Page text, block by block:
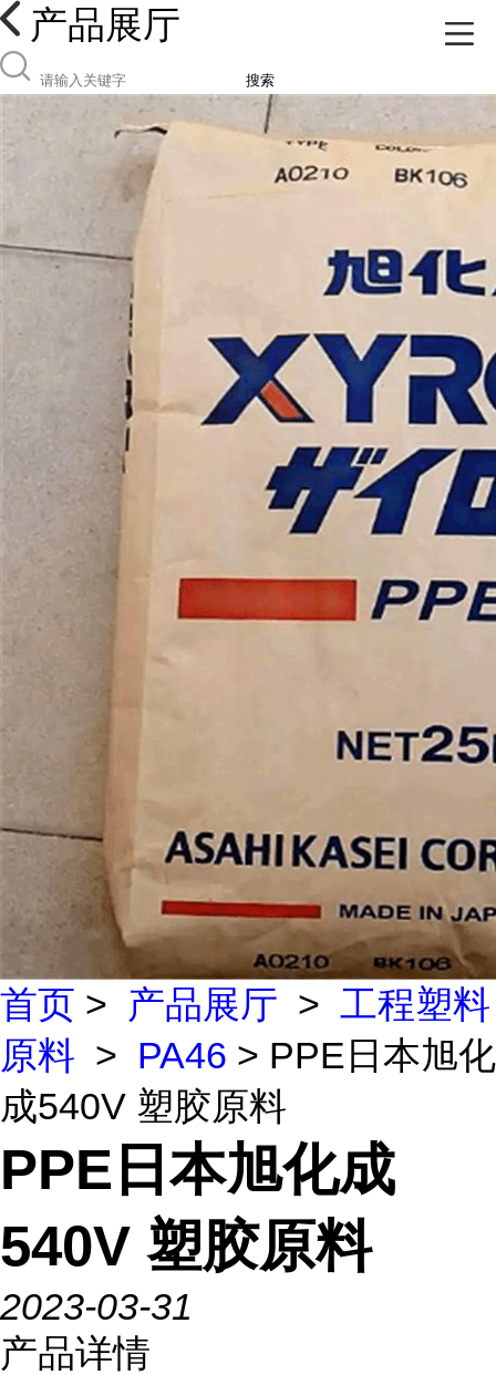
产品展厅
搜索
首页 > 产品展厅 > 工程塑料
原料 > PA46 > PPE日本旭化
成540V 塑胶原料
PPE日本旭化成
540V 塑胶原料
2023-03-31
产品详情